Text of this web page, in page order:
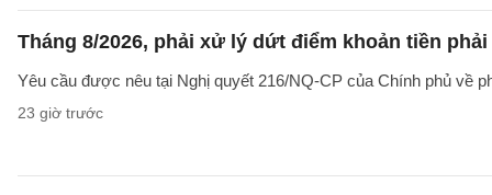
Tháng 8/2026, phải xử lý dứt điểm khoản tiền
Yêu cầu được nêu tại Nghị quyết 216/NQ-CP của Chính phủ về
23 giờ trước